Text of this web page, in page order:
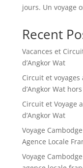
jours. Un voyage
Recent
Vacances et
d’Angkor Wat
Circuit et
d’Angkor Wat
Circuit et Voyage
d’Angkor Wat
Voyage
Agence Locale
Voyage